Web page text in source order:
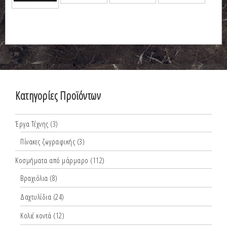
Κατηγορίες Προϊόντων
Έργα Τέχνης (3)
Πίνακες ζωγραφικής (3)
Κοσμήματα από μάρμαρο (112)
Βραχιόλια (8)
Δαχτυλίδια (24)
Κολιέ κοντά (12)